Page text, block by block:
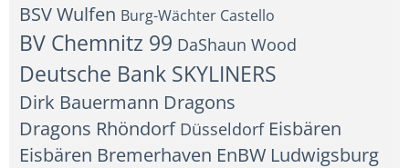
BSV Wulfen Burg-Wächter Castello
BV Chemnitz 99 DaShaun Wood
Deutsche Bank SKYLINERS
Dirk Bauermann Dragons
Dragons Rhöndorf Düsseldorf Eisbären
Eisbären Bremerhaven EnBW Ludwigsburg